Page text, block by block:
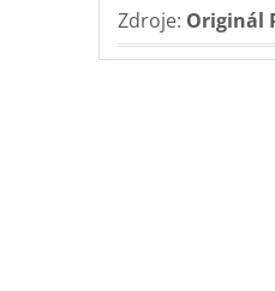
Zdroje: Originál